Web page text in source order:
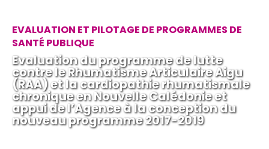
EVALUATION ET PILOTAGE DE PROGRAMMES DE
SANTÉ PUBLIQUE
Evaluation du programme de lutte
contre le Rhumatisme Articulaire Aigu
(RAA) et la cardiopathie rhumatismale
chronique en Nouvelle Calédonie et
appui de l’Agence à la conception du
nouveau programme 2017-2019